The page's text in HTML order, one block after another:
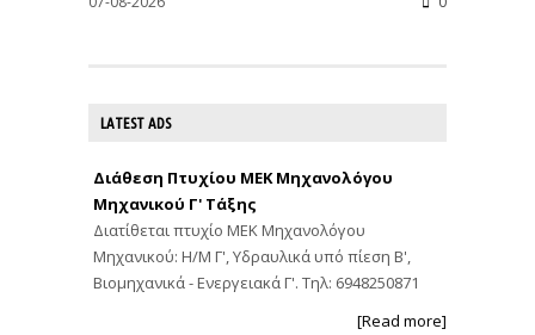
LATEST ADS
Διάθεση Πτυχίου ΜΕΚ Μηχανολόγου
Μηχανικού Γ' Τάξης
Διατίθεται πτυχίο ΜΕΚ Μηχανολόγου
Μηχανικού: Η/Μ Γ', Υδραυλικά υπό πίεση Β',
Βιομηχανικά - Ενεργειακά Γ'. Τηλ: 6948250871
[Read more]